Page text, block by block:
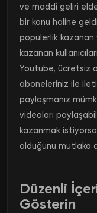
ve maddi geliri
bir konu haline
popülerlik
kazanan
Youtube, ücretsiz
aboneleriniz ile
paylaşmanız
videoları
kazanmak
olduğunu mutlaka
Düzenli
Gösterin